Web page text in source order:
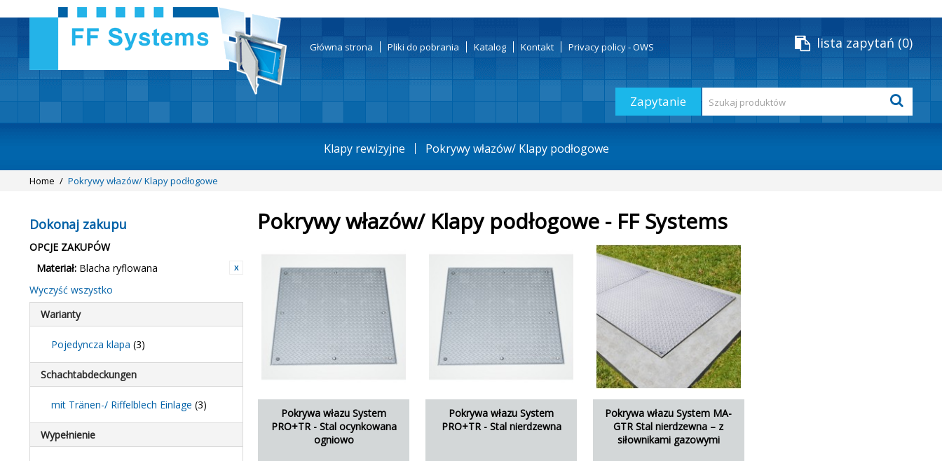
Główna strona Pliki do pobrania Katalog Kontakt Privacy policy - OWS lista zapytań 0
Klapy rewizyjne Pokrywy włazów/ Klapy podłogowe
Zapytanie
Home / Pokrywy włazów/ Klapy podłogowe
Dokonaj zakupu
OPCJE ZAKUPÓW
Materiał: Blacha ryflowana
Wyczyść wszystko
Warianty
Pojedyncza klapa (3)
Schachtabdeckungen
mit Tränen-/ Riffelblech Einlage (3)
Wypełnienie
Pokrywy włazów/ Klapy podłogowe - FF Systems
Pokrywa włazu System
PRO+TR - Stal ocynkowana
ogniowo
Pokrywa włazu System
PRO+TR - Stal nierdzewna
Pokrywa włazu System MA-
GTR Stal nierdzewna – z
siłownikami gazowymi